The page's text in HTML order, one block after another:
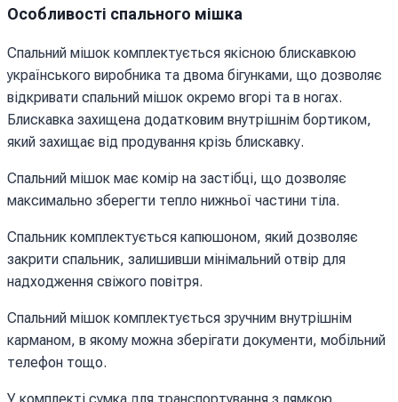
Особливості спального мішка
Спальний мішок комплектується якісною блискавкою
українського виробника та двома бігунками, що дозволяє
відкривати спальний мішок окремо вгорі та в ногах.
Блискавка захищена додатковим внутрішнім бортиком,
який захищає від продування крізь блискавку.
Спальний мішок має комір на застібці, що дозволяє
максимально зберегти тепло нижньої частини тіла.
Спальник комплектується капюшоном, який дозволяє
закрити спальник, залишивши мінімальний отвір для
надходження свіжого повітря.
Спальний мішок комплектується зручним внутрішнім
карманом, в якому можна зберігати документи, мобільний
телефон тощо.